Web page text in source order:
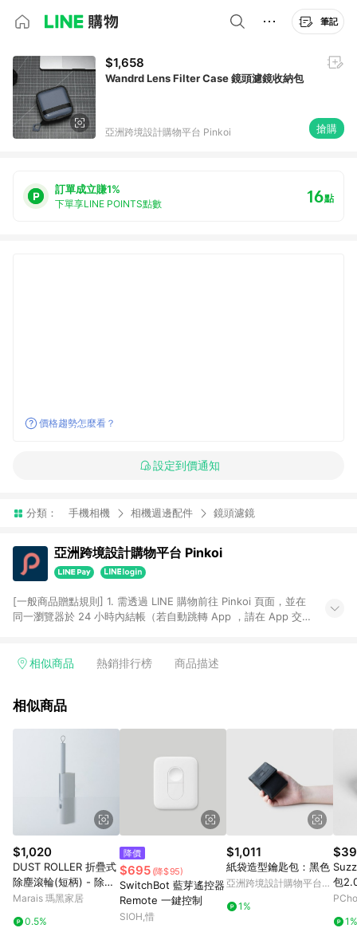
筆記
$1,658
Wandrd Lens Filter Case 鏡頭濾鏡收納包
亞洲跨境設計購物平台 Pinkoi 搶購
訂單成立賺1%
下單享LINE POINTS點數 16點
價格趨勢怎麼看？
設定到價通知
分類： 手機相機 相機週邊配件 鏡頭濾鏡
亞洲跨境設計購物平台 Pinkoi
[一般商品贈點規則] 1. 需透過 LINE 購物前往 Pinkoi 頁面，並在
同一瀏覽器於 24 小時內結帳（若自動跳轉 App ，請在 App 交
回饋訂單不得享有 Pinkoi 站方優惠，例如首購優惠，P coins，
行為，不具贈點資格，部分退款不在此限。 6. APP 請更新至
貨後 45 天後發送。 8. 群眾募資商品，禮物卡，開館保證金，補
顏色、價位、贈品如與 Pinkoi 商品資訊頁及購物車不符，以
Pinkoi 購物商品資訊頁及購物車標示為準。 10. 點數紅包使用規
則請以點數紅包活動說明為準。 11. 若於 LINE 購物前往 Pinkoi
頁面後才首次下載 Pinkoi APP 並完成訂單，不符合導購資格；承
上，首次下載 Pinkoi APP 後，需透過 LINE 購物前往 Pinkoi 頁
面，方享導購資格。
相似商品 熱銷排行榜 商品描述
相似商品
$1,020
DUST ROLLER 折疊式
除塵滾輪(短柄) - 除塵
滾輪1入(短)＋補充紙10
Marais 瑪黑家居
0.5%
降價
$695 (降$95)
SwitchBot 藍芽遙控器
Remote 一鍵控制
SIOH,惜
$1,011
紙袋造型鑰匙包：黑色
亞洲跨境設計購物平台
1%
包
1%